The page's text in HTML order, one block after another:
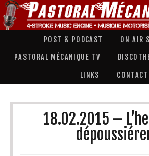
POST & PODCAST ON AIR
PASTORAL MÉCANIQUE TV
LINKS CONTACT
18.02.2015 –